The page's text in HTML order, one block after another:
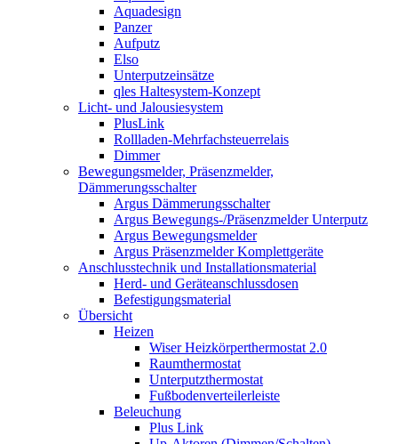
Aquadesign
Panzer
Aufputz
Elso
Unterputzeinsätze
qles Haltesystem-Konzept
Licht- und Jalousiesystem
PlusLink
Rollladen-Mehrfachsteuerrelais
Dimmer
Bewegungsmelder, Präsenzmelder,
Dämmerungsschalter
Argus Dämmerungsschalter
Argus Bewegungs-/Präsenzmelder Unterputz
Argus Bewegungsmelder
Argus Präsenzmelder Komplettgeräte
Anschlusstechnik und Installationsmaterial
Herd- und Geräteanschlussdosen
Befestigungsmaterial
Übersicht
Heizen
Wiser Heizkörperthermostat 2.0
Raumthermostat
Unterputzthermostat
Fußbodenverteilerleiste
Beleuchung
Plus Link